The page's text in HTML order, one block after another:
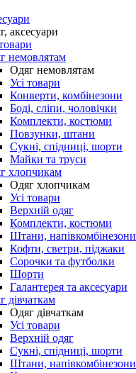
аксесуари
немовлятам
Одяг немовлятам
Усі товари
Конверти, комбінезони
Боді, сліпи, чоловічки
Комплекти, костюми
Повзунки, штани
Сукні, спідниці, шорти
Майки та труси
хлопчикам
Одяг хлопчикам
Усі товари
Верхній одяг
Комплекти, костюми
Штани, напівкомбінезони
Кофти, светри, піджаки
Сорочки та футболки
Шорти
Галантерея та аксесуари
дівчаткам
Одяг дівчаткам
Усі товари
Верхній одяг
Сукні, спідниці, шорти
Штани, напівкомбінезони